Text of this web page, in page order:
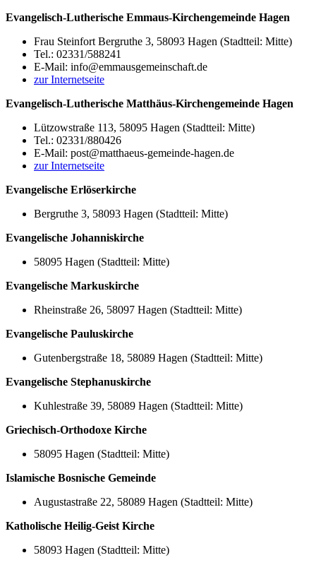
Evangelisch-Lutherische Emmaus-Kirchengemeinde Hagen
Frau Steinfort Bergruthe 3, 58093 Hagen (Stadtteil: Mitte)
Tel.: 02331/588241
E-Mail: info@emmausgemeinschaft.de
zur Internetseite
Evangelisch-Lutherische Matthäus-Kirchengemeinde Hagen
Lützowstraße 113, 58095 Hagen (Stadtteil: Mitte)
Tel.: 02331/880426
E-Mail: post@matthaeus-gemeinde-hagen.de
zur Internetseite
Evangelische Erlöserkirche
Bergruthe 3, 58093 Hagen (Stadtteil: Mitte)
Evangelische Johanniskirche
58095 Hagen (Stadtteil: Mitte)
Evangelische Markuskirche
Rheinstraße 26, 58097 Hagen (Stadtteil: Mitte)
Evangelische Pauluskirche
Gutenbergstraße 18, 58089 Hagen (Stadtteil: Mitte)
Evangelische Stephanuskirche
Kuhlestraße 39, 58089 Hagen (Stadtteil: Mitte)
Griechisch-Orthodoxe Kirche
58095 Hagen (Stadtteil: Mitte)
Islamische Bosnische Gemeinde
Augustastraße 22, 58089 Hagen (Stadtteil: Mitte)
Katholische Heilig-Geist Kirche
58093 Hagen (Stadtteil: Mitte)